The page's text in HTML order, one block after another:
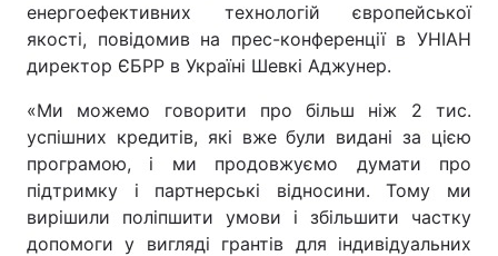
енергоефективних технологій європейської
якості, повідомив на прес-конференції в УНІАН
директор ЄБРР в Україні Шевкі Аджунер.
«Ми можемо говорити про більш ніж 2 тис.
успішних кредитів, які вже були видані за цією
програмою, і ми продовжуємо думати про
підтримку і партнерські відносини. Тому ми
вирішили поліпшити умови і збільшити частку
допомоги у вигляді грантів для індивідуальних